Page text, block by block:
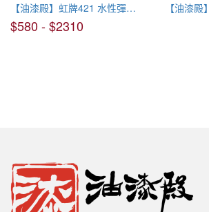
【油漆殿】虹牌421 水性彈性面漆
$580 - $2310